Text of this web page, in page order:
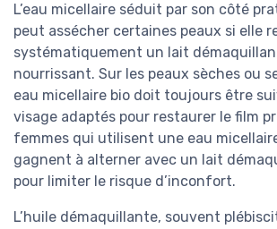
L’eau micellaire séduit par son côté
peut assécher certaines peaux si elle
systématiquement un lait
nourrissant. Sur les peaux sèches ou
eau micellaire bio doit toujours être
visage adaptés pour restaurer le film
femmes qui utilisent une eau
gagnent à alterner avec un lait
pour limiter le risque d’inconfort.
L’huile démaquillante, souvent